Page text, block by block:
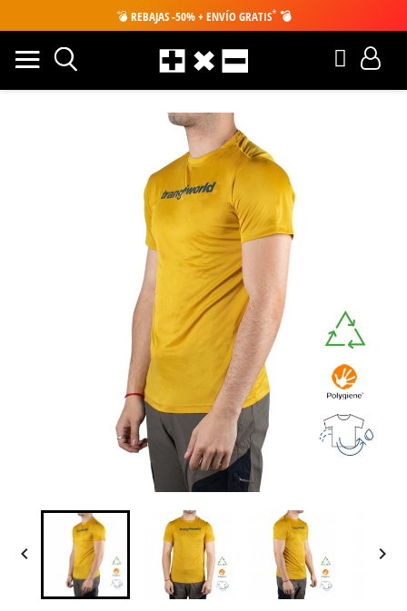
💣 REBAJAS -50% + ENVÍO GRATIS* 💣
 